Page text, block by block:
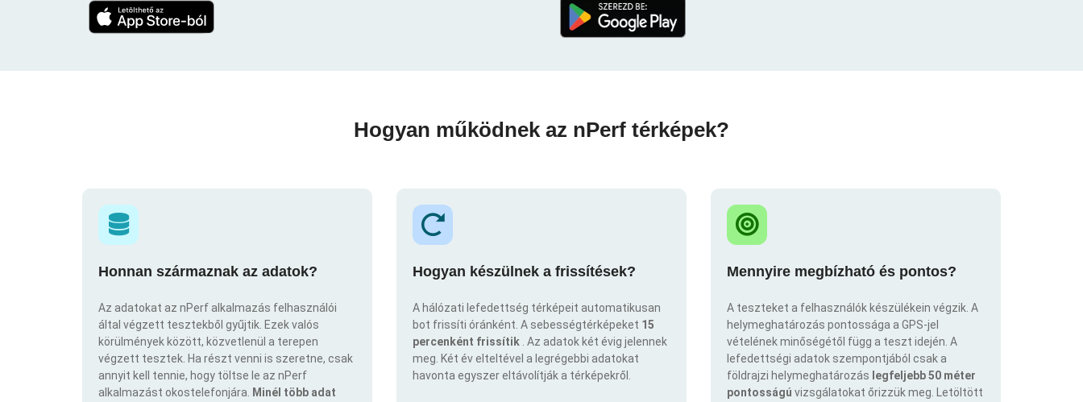
Hogyan működnek az nPerf térképek?
Honnan származnak az adatok?
Az adatokat az nPerf alkalmazás felhasználói
által végzett tesztekből gyűjtik. Ezek valós
körülmények között, közvetlenül a terepen
végzett tesztek. Ha részt venni is szeretne, csak
annyit kell tennie, hogy töltse le az nPerf
alkalmazást okostelefonjára.
Minél több adat
Hogyan készülnek a frissítések?
A hálózati lefedettség térképeit automatikusan
bot frissíti óránként. A sebességtérképeket 15
percenként frissítik . Az adatok két évig jelennek
meg. Két év elteltével a legrégebbi adatokat
havonta egyszer eltávolítják a térképekről.
Mennyire megbízható és pontos?
A teszteket a felhasználók készülékein végzik. A
helymeghatározás pontossága a GPS-jel
vételének minőségétől függ a teszt idején. A
lefedettségi adatok szempontjából csak a
földrajzi helymeghatározás legfeljebb 50 méter
pontosságú vizsgálatokat őrizzük meg. Letöltött